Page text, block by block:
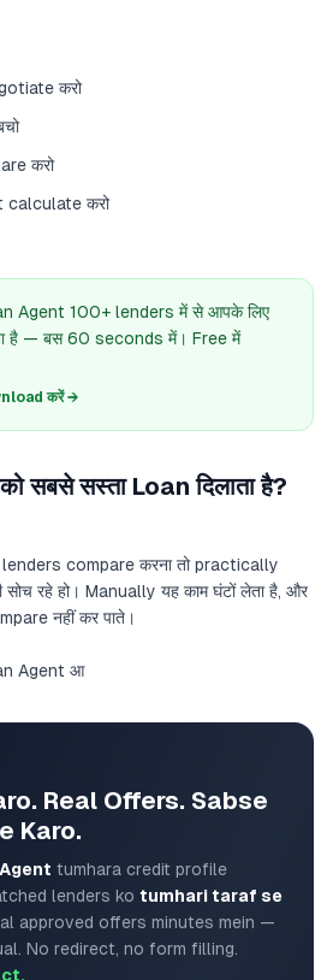
करो
करो
calculate करो
Agent 100+ lenders में से आपके लिए
है — बस 60 seconds में। Free में
करें →
सस्ता Loan दिलाता है?
lenders compare करना तो practically
रहे हो। Manually यह काम घंटों लेता है, और
नहीं कर पाते।
Agent आ
Real Offers. Sabse
Karo.
tumhara credit profile
lenders ko tumhari taraf se
approved offers minutes mein —
No redirect, no form filling.